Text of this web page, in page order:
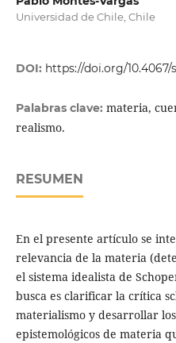
Universidad de Chile, Chile
DOI: https://doi.org/10.4067/
Palabras clave: materia,
realismo.
RESUMEN
En el presente artículo se
relevancia de la materia
el sistema idealista de
busca es clarificar la crítica
materialismo y desarrollar
epistemológicos de materia